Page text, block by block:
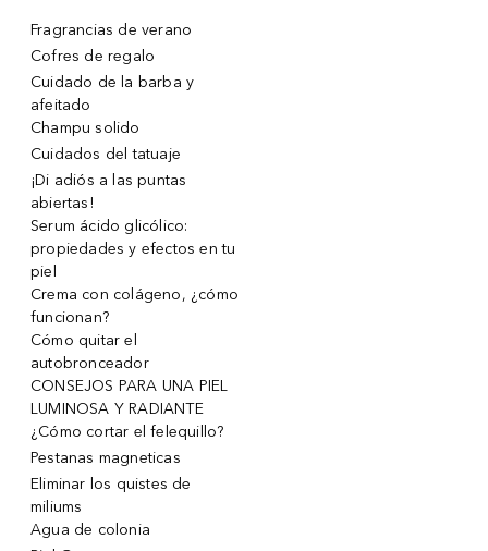
Fragrancias de verano
Cofres de regalo
Cuidado de la barba y
afeitado
Champu solido
Cuidados del tatuaje
¡Di adiós a las puntas
abiertas!
Serum ácido glicólico:
propiedades y efectos en tu
piel
Crema con colágeno, ¿cómo
funcionan?
Cómo quitar el
autobronceador
CONSEJOS PARA UNA PIEL
LUMINOSA Y RADIANTE
¿Cómo cortar el felequillo?
Pestanas magneticas
Eliminar los quistes de
miliums
Agua de colonia